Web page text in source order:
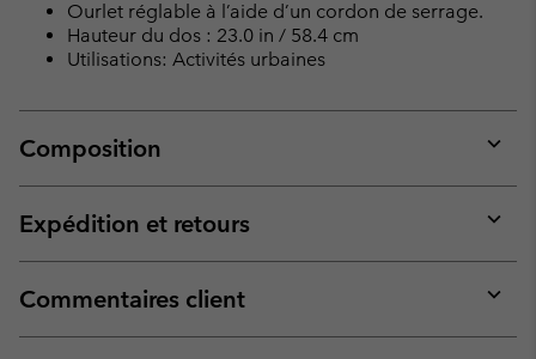
Ourlet réglable à l’aide d’un cordon de serrage.
Hauteur du dos : 23.0 in / 58.4 cm
Utilisations: Activités urbaines
Composition
or
Expédition et retours
or
Commentaires client
or